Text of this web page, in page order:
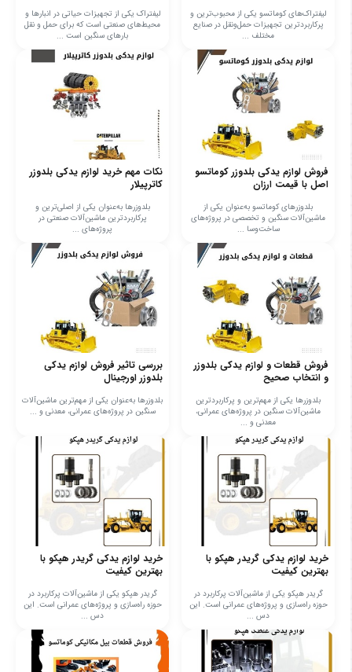
لیفتراک‌های کوماتسو یکی از محبوب‌ترین و
پرکاربردترین تجهیزات حمل‌ونقل در صنایع
مختلف ...
لیفتراک یکی از تجهیزات حیاتی در انبارها و
محیط‌های صنعتی است که برای حمل و نقل
بارهای سنگین است ...
فروش لوازم یدکی بلدوزر کوماتسو
اصل با قیمت ارزان
بلدوزرهای کوماتسو به‌عنوان یکی از
ماشین‌آلات سنگین و تخصصی در پروژه‌های
ساخت‌وسا ...
نکات مهم خرید لوازم یدکی بلدوزر
کاترپیلار
بلدوزرها به‌عنوان یکی از اصلی‌ترین و
پرکاربردترین ماشین‌آلات صنعتی در
پروژه‌های ...
فروش قطعات و لوازم یدکی بلدوزر
و انتخاب صحیح
بلدوزرها یکی از مهم‌ترین و پرکاربردترین
ماشین‌آلات سنگین در پروژه‌های عمرانی،
معدنی و ...
بررسی تاثیر فروش لوازم یدکی
بلدوزر اورجینال
بلدوزرها به‌عنوان یکی از مهم‌ترین ماشین‌آلات
سنگین در پروژه‌های عمرانی، معدنی و ...
خرید لوازم یدکی گریدر هپکو با
بهترین کیفیت
گریدر هپکو یکی از ماشین‌آلات پرکاربرد در
حوزه راه‌سازی و پروژه‌های عمرانی است. این
دس ...
خرید لوازم یدکی گریدر هپکو با
بهترین کیفیت
گریدر هپکو یکی از ماشین‌آلات پرکاربرد در
حوزه راه‌سازی و پروژه‌های عمرانی است. این
دس ...